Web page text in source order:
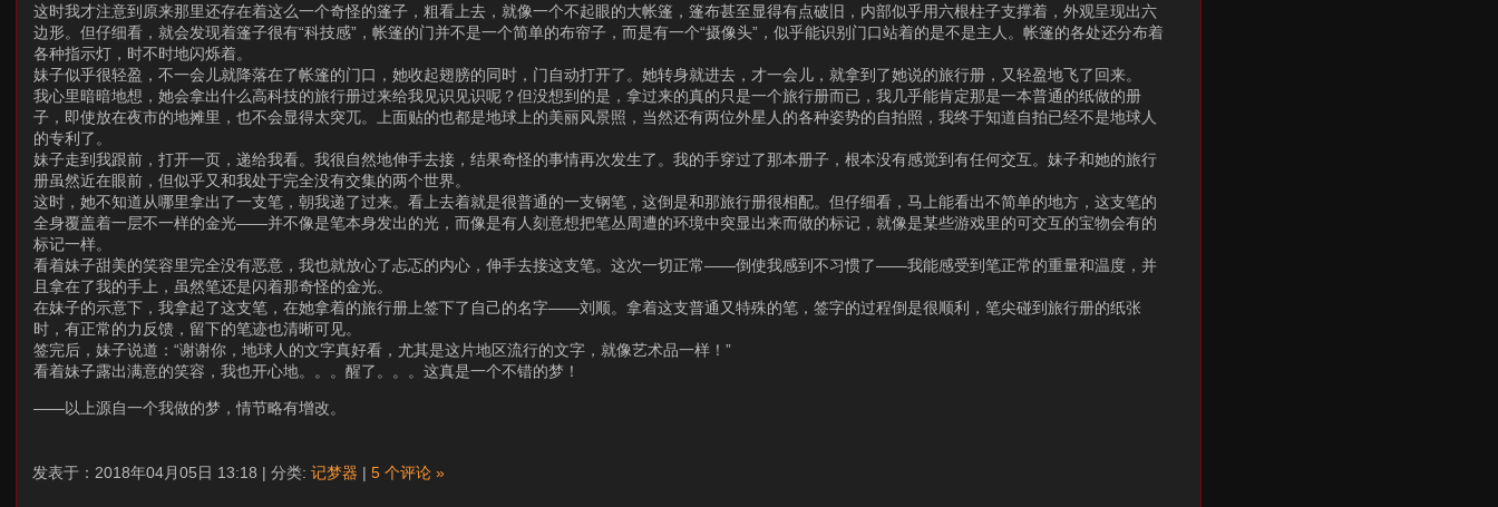
这时我才注意到原来那里还存在着这么一个奇怪的篷子，粗看上去，就像一个不起眼的大帐篷，篷布甚至显得有点破旧，内部似乎用六根柱子支撑着，外观呈现出六
边形。但仔细看，就会发现着篷子很有“科技感”，帐篷的门并不是一个简单的布帘子，而是有一个“摄像头”，似乎能识别门口站着的是不是主人。帐篷的各处还分布着
各种指示灯，时不时地闪烁着。
妹子似乎很轻盈，不一会儿就降落在了帐篷的门口，她收起翅膀的同时，门自动打开了。她转身就进去，才一会儿，就拿到了她说的旅行册，又轻盈地飞了回来。
我心里暗暗地想，她会拿出什么高科技的旅行册过来给我见识见识呢？但没想到的是，拿过来的真的只是一个旅行册而已，我几乎能肯定那是一本普通的纸做的册
子，即使放在夜市的地摊里，也不会显得太突兀。上面贴的也都是地球上的美丽风景照，当然还有两位外星人的各种姿势的自拍照，我终于知道自拍已经不是地球人
的专利了。
妹子走到我跟前，打开一页，递给我看。我很自然地伸手去接，结果奇怪的事情再次发生了。我的手穿过了那本册子，根本没有感觉到有任何交互。妹子和她的旅行
册虽然近在眼前，但似乎又和我处于完全没有交集的两个世界。
这时，她不知道从哪里拿出了一支笔，朝我递了过来。看上去着就是很普通的一支钢笔，这倒是和那旅行册很相配。但仔细看，马上能看出不简单的地方，这支笔的
全身覆盖着一层不一样的金光——并不像是笔本身发出的光，而像是有人刻意想把笔丛周遭的环境中突显出来而做的标记，就像是某些游戏里的可交互的宝物会有的
标记一样。
看着妹子甜美的笑容里完全没有恶意，我也就放心了忐忑的内心，伸手去接这支笔。这次一切正常——倒使我感到不习惯了——我能感受到笔正常的重量和温度，并
且拿在了我的手上，虽然笔还是闪着那奇怪的金光。
在妹子的示意下，我拿起了这支笔，在她拿着的旅行册上签下了自己的名字——刘顺。拿着这支普通又特殊的笔，签字的过程倒是很顺利，笔尖碰到旅行册的纸张
时，有正常的力反馈，留下的笔迹也清晰可见。
签完后，妹子说道：“谢谢你，地球人的文字真好看，尤其是这片地区流行的文字，就像艺术品一样！”
看着妹子露出满意的笑容，我也开心地。。。醒了。。。这真是一个不错的梦！
——以上源自一个我做的梦，情节略有增改。
发表于：2018年04月05日 13:18 | 分类: 记梦器 | 5 个评论 »